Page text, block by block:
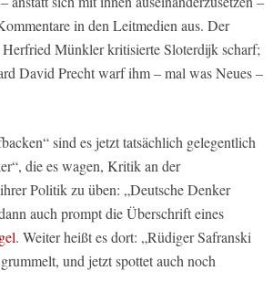
in den Leitmedien aus. Der
Münkler kritisierte Sloterdijk scharf;
David Precht warf ihm – mal was Neues –
sind es jetzt tatsächlich gelegentlich
die es wagen, Kritik an der
Politik zu üben: „Deutsche Denker
auch prompt die Überschrift eines
. Weiter heißt es dort: „Rüdiger Safranski
und jetzt spottet auch noch